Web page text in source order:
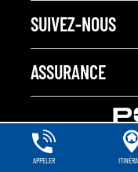
SUIVEZ-NOUS
ASSURANCE
APPELER